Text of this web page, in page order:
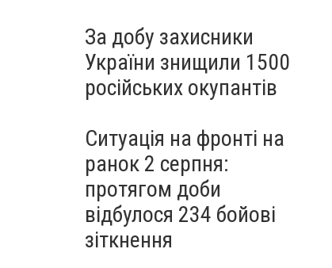
За добу захисники
України знищили 1500
російських окупантів
Ситуація на фронті на
ранок 2 серпня:
протягом доби
відбулося 234 бойові
зіткнення